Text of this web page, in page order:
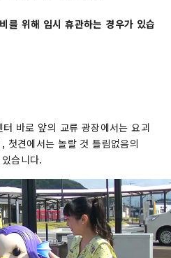
를 위해 임시 휴관하는 경우가 있습
바로 앞의 교류 광장에서는 요괴
첫견에서는 놀랄 것 틀림없음의
습니다.